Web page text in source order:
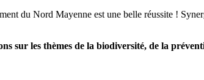
du Nord Mayenne est une belle réussite !
sur les thèmes de la biodiversité, de la